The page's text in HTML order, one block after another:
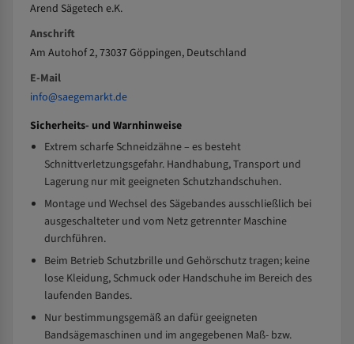
Arend Sägetech e.K.
Anschrift
Am Autohof 2, 73037 Göppingen, Deutschland
E-Mail
info@saegemarkt.de
Sicherheits- und Warnhinweise
Extrem scharfe Schneidzähne – es besteht
Schnittverletzungsgefahr. Handhabung, Transport und
Lagerung nur mit geeigneten Schutzhandschuhen.
Montage und Wechsel des Sägebandes ausschließlich bei
ausgeschalteter und vom Netz getrennter Maschine
durchführen.
Beim Betrieb Schutzbrille und Gehörschutz tragen; keine
lose Kleidung, Schmuck oder Handschuhe im Bereich des
laufenden Bandes.
Nur bestimmungsgemäß an dafür geeigneten
Bandsägemaschinen und im angegebenen Maß- bzw.